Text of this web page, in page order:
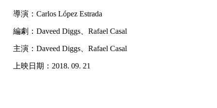
導演：Carlos López Estrada
編劇：Daveed Diggs、Rafael Casal
主演：Daveed Diggs、Rafael Casal
上映日期：2018. 09. 21